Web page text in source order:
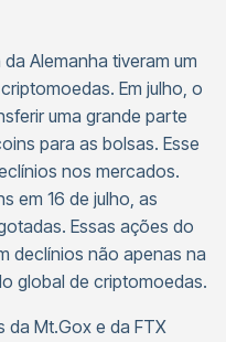
Alemanha tiveram um
Em julho, o
uma grande parte
para as bolsas. Esse
nos mercados.
em 16 de julho, as
Essas ações do
declínios não apenas na
global de criptomoedas.
da Mt.Gox e da FTX